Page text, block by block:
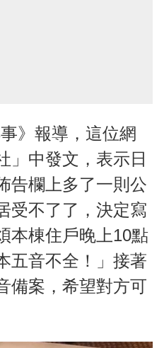
》報導，這位網
」中發文，表示日
告欄上多了一則公
受不了了，決定寫
本棟住戶晚上10點
五音不全！」接著
備案，希望對方可